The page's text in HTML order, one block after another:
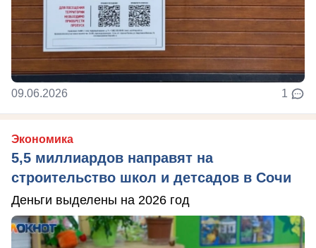
09.06.2026 1
Экономика
5,5 миллиардов направят на
строительство школ и детсадов в Сочи
Деньги выделены на 2026 год